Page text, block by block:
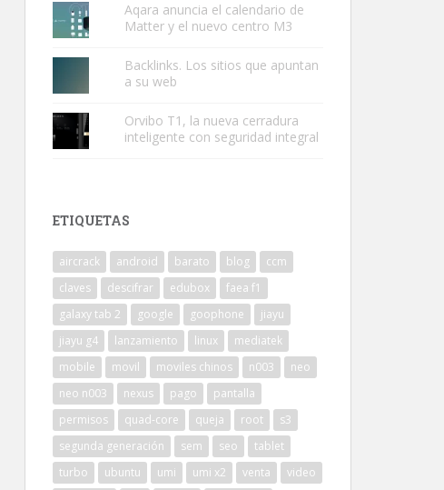
Aqara anuncia el calendario de
Matter y el nuevo centro M3
Backlinks. Los sitios que apuntan
a su web
Orvibo T1, la nueva cerradura
inteligente con seguridad integral
ETIQUETAS
aircrack android barato blog
ccm
claves
descifrar edubox
faea f1
galaxy tab 2
google goophone
jiayu
jiayu g4
lanzamiento linux
mediatek
mobile
movil moviles chinos n003
neo
neo n003
nexus pago
pantalla
permisos
quad-core queja root
s3
segunda generación
sem seo
tablet
turbo
ubuntu umi umi x2 venta
video